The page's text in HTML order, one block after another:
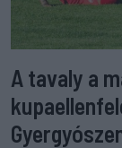
A tavaly a